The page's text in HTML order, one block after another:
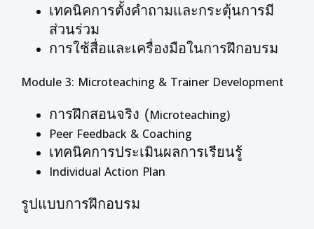
เทคนิคการตั้งคำถามและกระตุ้นการมี
ส่วนร่วม
การใช้สื่อและเครื่องมือในการฝึกอบรม
Module 3: Microteaching & Trainer Development
การฝึกสอนจริง (Microteaching)
Peer Feedback & Coaching
เทคนิคการประเมินผลการเรียนรู้
Individual Action Plan
รูปแบบการฝึกอบรม